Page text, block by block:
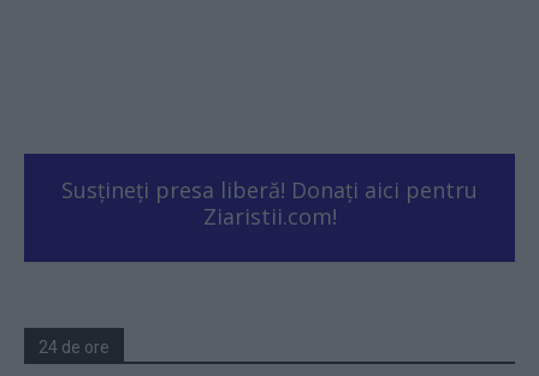
Susțineți presa liberă! Donați aici pentru
Ziaristii.com!
24 de ore